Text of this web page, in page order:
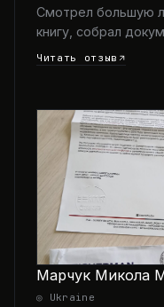
Смотрел большую
книгу, собрал
Читать отзыв
Марчук Микола
◎ Ukraine